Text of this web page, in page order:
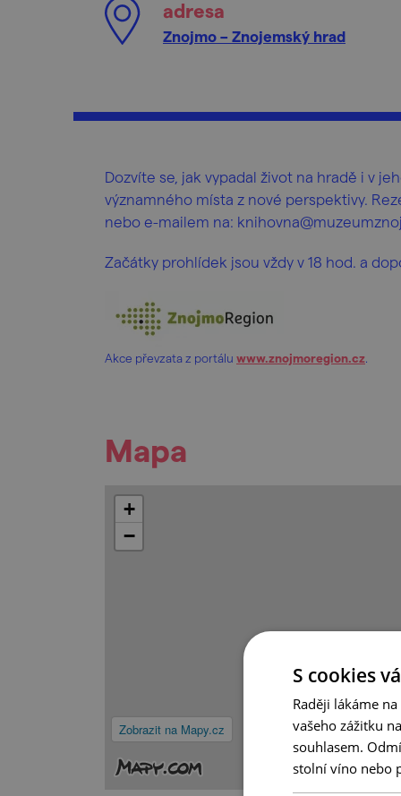
adresa
Znojmo – Znojemský hrad
Dozvíte se, jak vypadal život na hradě i v
významného místa z nové perspektivy.
nebo e-mailem na:
Začátky prohlídek jsou vždy v 18 hod. a
Akce převzata z portálu www.znojmoregion.cz
Mapa
Zobrazit na Mapy.cz
+
−
S cookies
Raději lákáme
vašeho zážitku
souhlasem.
stolní víno nebo